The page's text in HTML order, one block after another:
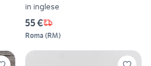
in inglese
55 €
Roma (RM)